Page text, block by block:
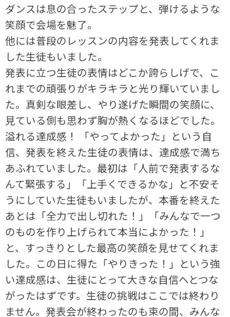
ダンスは息の合ったステップと、弾けるような
笑顔で会場を魅了。
他には普段のレッスンの内容を発表してくれま
した生徒もいました。
発表に立つ生徒の表情はどこか誇らしげで、こ
れまでの頑張りがキラキラと光り輝いていまし
た。真剣な眼差し、やり遂げた瞬間の笑顔に、
見ている側も思わず胸が熱くなるほどでした。
溢れる達成感！ 「やってよかった」という自
信、発表を終えた生徒の表情は、達成感で満ち
あふれていました。最初は「人前で発表するな
んて緊張する」「上手くできるかな」と不安そ
うにしていた生徒もいましたが、本番を終えた
あとは「全力で出し切れた！」「みんなで一つ
のものを作り上げられて本当によかった！」
と、すっきりとした最高の笑顔を見せてくれま
した。この日に得た「やりきった！」という強
い達成感は、生徒にとって大きな自信へとつな
がったはずです。生徒の挑戦はここでは終わり
ません。発表会が終わったのも束の間、みんな